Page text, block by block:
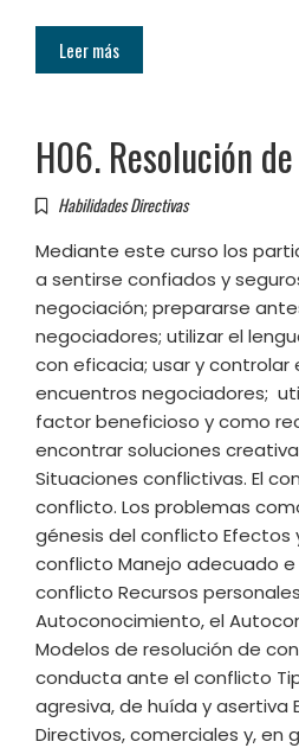
Leer más
H06. Resolución
Habilidades Directivas
Mediante este curso los
a sentirse confiados y
negociación; prepararse
negociadores; utilizar el
con eficacia; usar y
encuentros negociadores;
factor beneficioso y como
encontrar soluciones
Situaciones conflictivas. El
conflicto. Los problemas
génesis del conflicto Efectos
conflicto Manejo adecuado
conflicto Recursos
Autoconocimiento, el
Modelos de resolución de
conducta ante el conflicto
agresiva, de huída y asertiva
Directivos, comerciales y, en